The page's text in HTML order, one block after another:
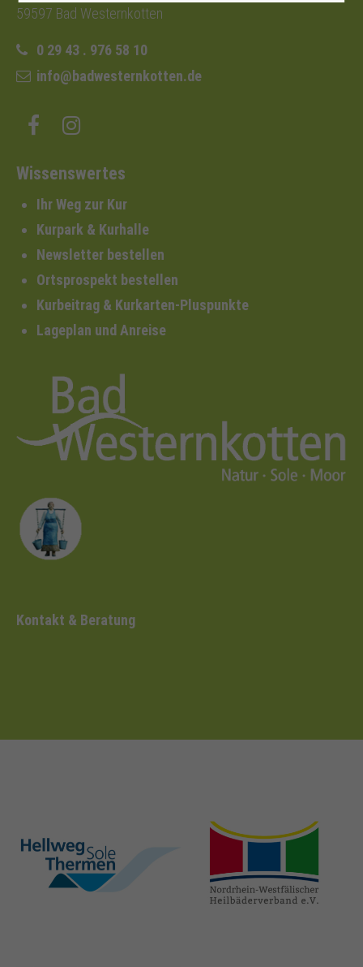
59597 Bad Westernkotten
0 29 43 . 976 58 10
info@badwesternkotten.de
Wissenswertes
Ihr Weg zur Kur
Kurpark & Kurhalle
Newsletter bestellen
Ortsprospekt bestellen
Kurbeitrag & Kurkarten-Pluspunkte
Lageplan und Anreise
Kontakt & Beratung
hellweg-sole-
thermen.de
heilbaeder.de